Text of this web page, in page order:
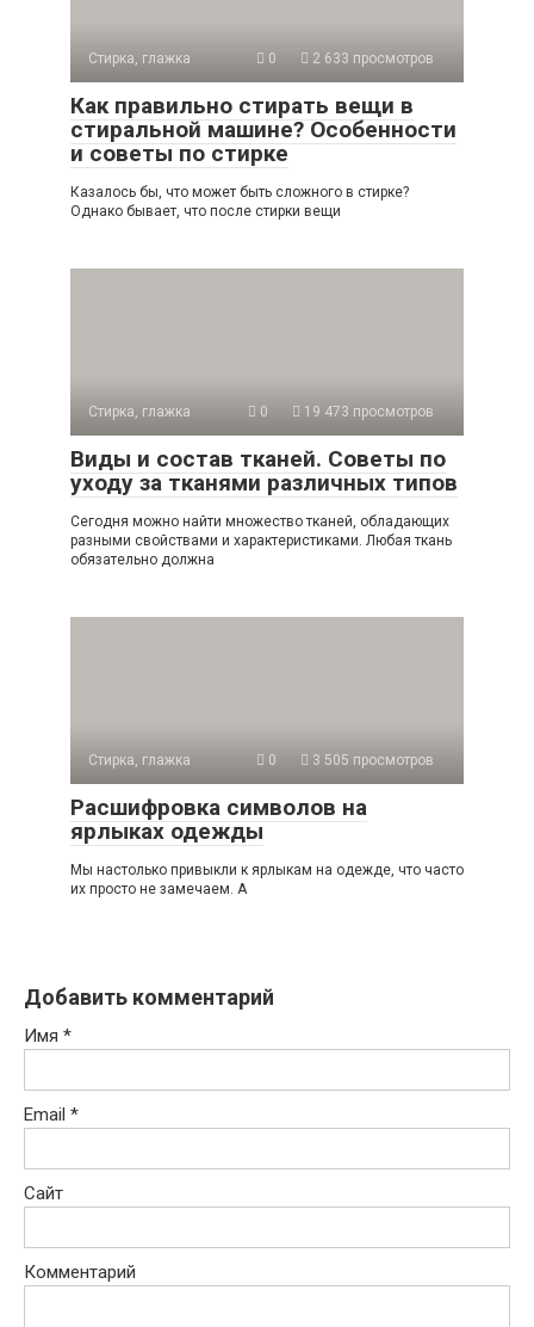
Стирка, глажка 0 2 633 просмотров
Как правильно стирать вещи в
стиральной машине? Особенности
и советы по стирке
Казалось бы, что может быть сложного в стирке?
Однако бывает, что после стирки вещи
Стирка, глажка 0 19 473 просмотров
Виды и состав тканей. Советы по
уходу за тканями различных типов
Сегодня можно найти множество тканей, обладающих
разными свойствами и характеристиками. Любая ткань
обязательно должна
Стирка, глажка 0 3 505 просмотров
Расшифровка символов на
ярлыках одежды
Мы настолько привыкли к ярлыкам на одежде, что часто
их просто не замечаем. А
Добавить комментарий
Имя *
Email *
Сайт
Комментарий